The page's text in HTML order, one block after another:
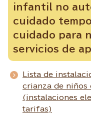
infantil no
cuidado
cuidado para
servicios de
Lista de
crianza de niños
(instalaciones
tarifas)